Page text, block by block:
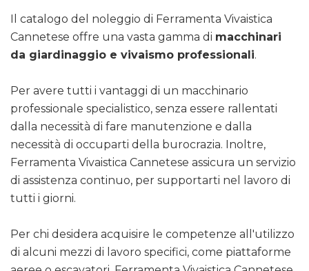
Il catalogo del noleggio di Ferramenta Vivaistica
Cannetese offre una vasta gamma di macchinari
da giardinaggio e vivaismo professionali.
Per avere tutti i vantaggi di un macchinario
professionale specialistico, senza essere rallentati
dalla necessità di fare manutenzione e dalla
necessità di occuparti della burocrazia. Inoltre,
Ferramenta Vivaistica Cannetese assicura un servizio
di assistenza continuo, per supportarti nel lavoro di
tutti i giorni.
Per chi desidera acquisire le competenze all'utilizzo
di alcuni mezzi di lavoro specifici, come piattaforme